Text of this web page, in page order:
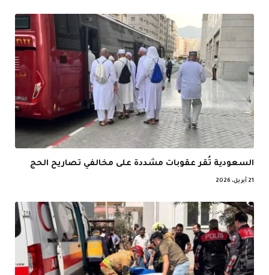
السعودية تُقر عقوبات مشددة على مخالفي تصاريح الحج
21 أبريل، 2026